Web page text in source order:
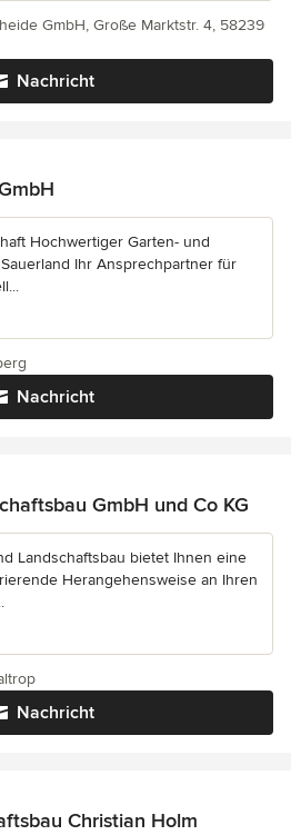
Nachricht
GmbH, Große Marktstr. 4, 58239
Hochwertiger Garten- und
Ihr Ansprechpartner für
Nachricht
GmbH und Co KG
Landschaftsbau bietet Ihnen eine
Herangehensweise an Ihren
Nachricht
Christian Holm